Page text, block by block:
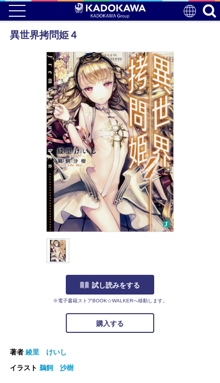
異世界拷問姫４
試し読みをする
※電子書籍ストアBOOK☆WALKERへ移動します。
購入する
著者 綾里 けいし
イラスト 鵜飼 沙樹